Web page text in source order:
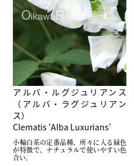
アルバ・ルグジュリアンス
（アルバ・ラグジュリアン
ス）
Clematis ‘Alba Luxurians’
小輪白系の定番品種、所々に入る緑色
が特徴で、ナチュラルで使いやすい色
合い。